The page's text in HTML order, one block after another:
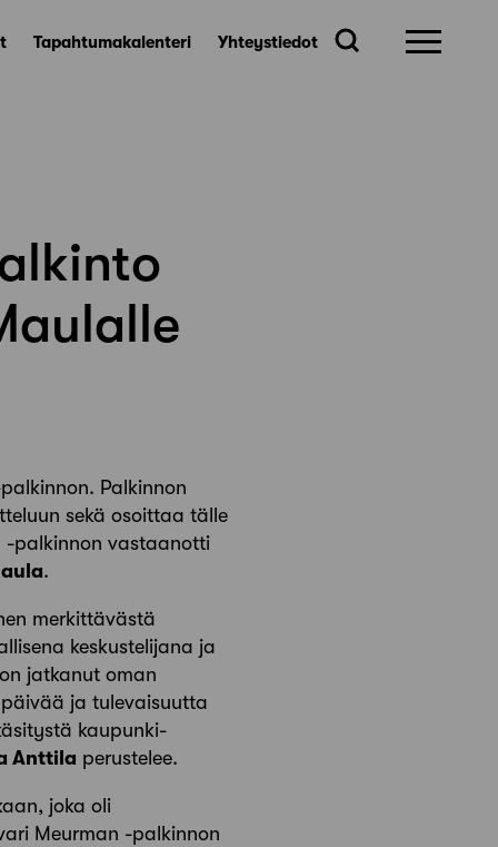
Tapahtumakalenteri Yhteystiedot
Palkinnon
sekä osoittaa tälle
-palkinnon vastaanotti
.
merkittävästä
keskustelijana ja
jatkanut oman
ja tulevaisuutta
kaupunki­
Anttila perustelee.
joka oli
Meurman -palkinnon